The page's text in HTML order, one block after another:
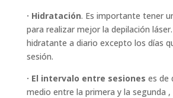
· Hidratación. Es importante tener
para realizar mejor la depilación
hidratante a diario excepto los días
sesión.
· El intervalo entre sesiones es de
medio entre la primera y la segunda ,